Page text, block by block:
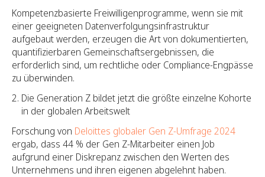
Kompetenzbasierte Freiwilligenprogramme, wenn sie mit
einer geeigneten Datenverfolgungsinfrastruktur
aufgebaut werden, erzeugen die Art von dokumentierten,
quantifizierbaren Gemeinschaftsergebnissen, die
erforderlich sind, um rechtliche oder Compliance-Engpässe
zu überwinden.
Die Generation Z bildet jetzt die größte einzelne Kohorte
in der globalen Arbeitswelt
Forschung von Deloittes globaler Gen Z-Umfrage 2024
ergab, dass 44 % der Gen Z-Mitarbeiter einen Job
aufgrund einer Diskrepanz zwischen den Werten des
Unternehmens und ihren eigenen abgelehnt haben.